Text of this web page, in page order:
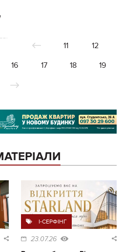
11
12
16 17 18 19
I-СЕРФІНГ
23.07.26